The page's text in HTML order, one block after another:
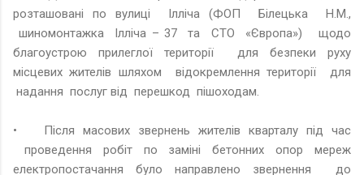
розташовані по вулиці Ілліча (ФОП Білецька Н.М.,
шиномонтажка Ілліча – 37 та СТО «Європа») щодо
благоустрою прилеглої території для безпеки руху
місцевих жителів шляхом відокремлення території для
надання послуг від перешкод пішоходам.
•
Після масових звернень жителів кварталу під час
проведення робіт по заміні бетонних опор мереж
електропостачання було направлено звернення до